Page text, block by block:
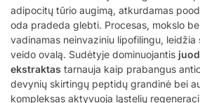
adipocitų tūrio augimą, atkurdamas
oda pradeda glebti. Procesas, mokslo
vadinamas neinvaziniu lipofilingu, leidžia
veido ovalą. Sudėtyje dominuojantis
ekstraktas tarnauja kaip prabangus
devynių skirtingų peptidų grandinė bei
kompleksas aktyvuoja ląstelių